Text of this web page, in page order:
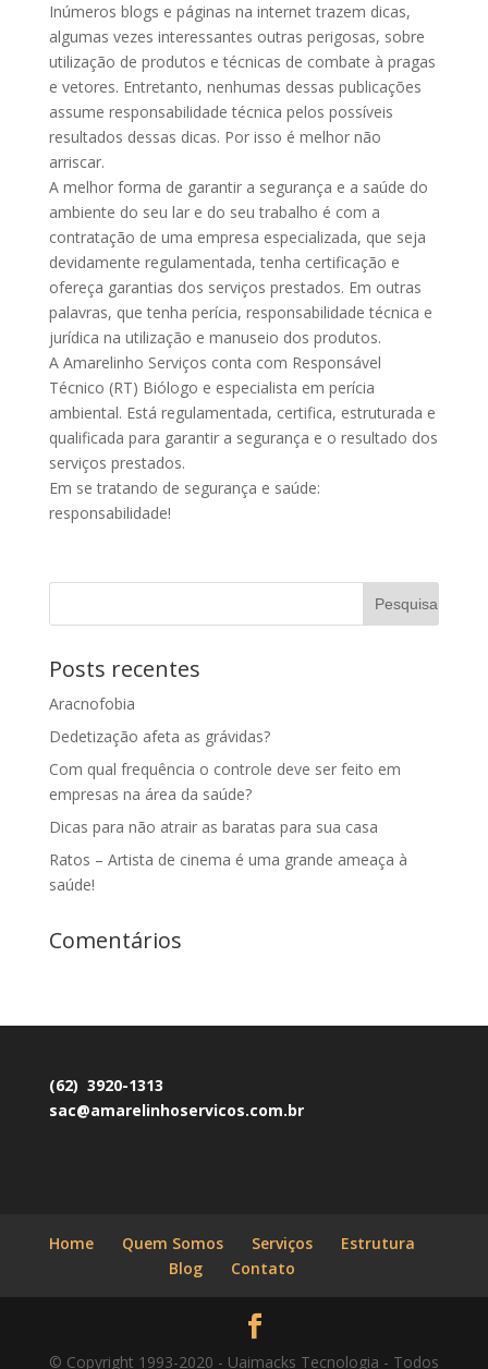
Inúmeros blogs e páginas na internet trazem dicas,
algumas vezes interessantes outras perigosas, sobre
utilização de produtos e técnicas de combate à pragas
e vetores. Entretanto, nenhumas dessas publicações
assume responsabilidade técnica pelos possíveis
resultados dessas dicas. Por isso é melhor não
arriscar.
A melhor forma de garantir a segurança e a saúde do
ambiente do seu lar e do seu trabalho é com a
contratação de uma empresa especializada, que seja
devidamente regulamentada, tenha certificação e
ofereça garantias dos serviços prestados. Em outras
palavras, que tenha perícia, responsabilidade técnica e
jurídica na utilização e manuseio dos produtos.
A Amarelinho Serviços conta com Responsável
Técnico (RT) Biólogo e especialista em perícia
ambiental. Está regulamentada, certifica, estruturada e
qualificada para garantir a segurança e o resultado dos
serviços prestados.
Em se tratando de segurança e saúde:
responsabilidade!
Posts recentes
Aracnofobia
Dedetização afeta as grávidas?
Com qual frequência o controle deve ser feito em
empresas na área da saúde?
Dicas para não atrair as baratas para sua casa
Ratos – Artista de cinema é uma grande ameaça à
saúde!
Comentários
(62) 3920-1313
sac@amarelinhoservicos.com.br
Home Quem Somos Serviços
Estrutura
Blog
Contato
© Copyright 1993-2020 - Uaimacks Tecnologia - Todos